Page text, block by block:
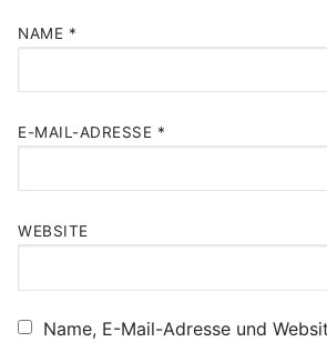
NAME *
E-MAIL-ADRESSE *
WEBSITE
Name, E-Mail-Adresse und